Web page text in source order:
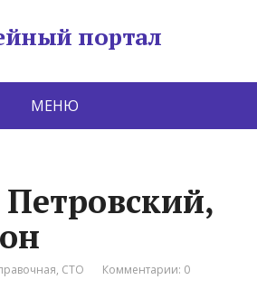
портал
МЕНЮ
, СТО Комментарии: 0